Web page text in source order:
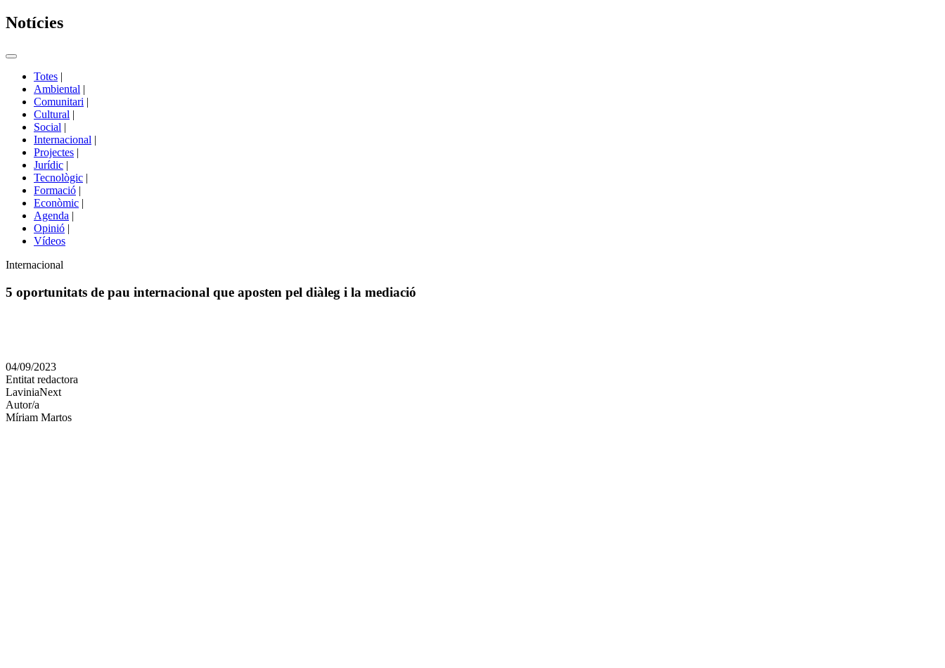
Notícies
Commutador
portals
Totes |
Ambiental |
Comunitari |
Cultural |
Social |
Internacional |
Projectes |
Jurídic |
Tecnològic |
Formació |
Econòmic |
Agenda |
Opinió |
Vídeos
Àmbit
la
notícia
Internacional
5 oportunitats de pau internacional que aposten pel diàleg i la mediació
en
altres
xarxes
socials
04/09/2023
Entitat redactora
LaviniaNext
Autor/a
Míriam Martos